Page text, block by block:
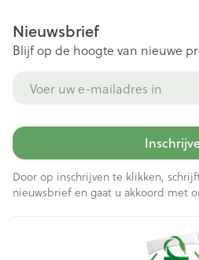
Nieuwsbrief
Blijf op de hoogte van nieuwe
Door op inschrijven te klikken,
nieuwsbrief en gaat u akkoord met